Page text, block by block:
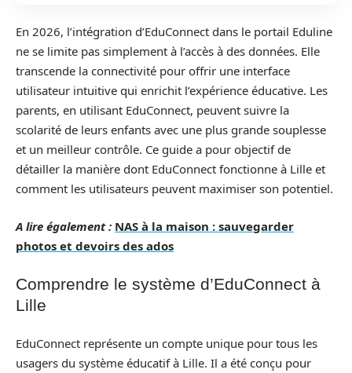
En 2026, l’intégration d’EduConnect dans le portail Eduline
ne se limite pas simplement à l’accès à des données. Elle
transcende la connectivité pour offrir une interface
utilisateur intuitive qui enrichit l’expérience éducative. Les
parents, en utilisant EduConnect, peuvent suivre la
scolarité de leurs enfants avec une plus grande souplesse
et un meilleur contrôle. Ce guide a pour objectif de
détailler la manière dont EduConnect fonctionne à Lille et
comment les utilisateurs peuvent maximiser son potentiel.
A lire également : NAS à la maison : sauvegarder
photos et devoirs des ados
Comprendre le système d’EduConnect à
Lille
EduConnect représente un compte unique pour tous les
usagers du système éducatif à Lille. Il a été conçu pour